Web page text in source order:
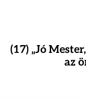
(17) „Jó
az